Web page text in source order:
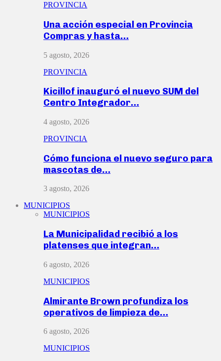
PROVINCIA
Una acción especial en Provincia
Compras y hasta…
5 agosto, 2026
PROVINCIA
Kicillof inauguró el nuevo SUM del
Centro Integrador…
4 agosto, 2026
PROVINCIA
Cómo funciona el nuevo seguro para
mascotas de…
3 agosto, 2026
MUNICIPIOS
MUNICIPIOS
La Municipalidad recibió a los
platenses que integran…
6 agosto, 2026
MUNICIPIOS
Almirante Brown profundiza los
operativos de limpieza de…
6 agosto, 2026
MUNICIPIOS